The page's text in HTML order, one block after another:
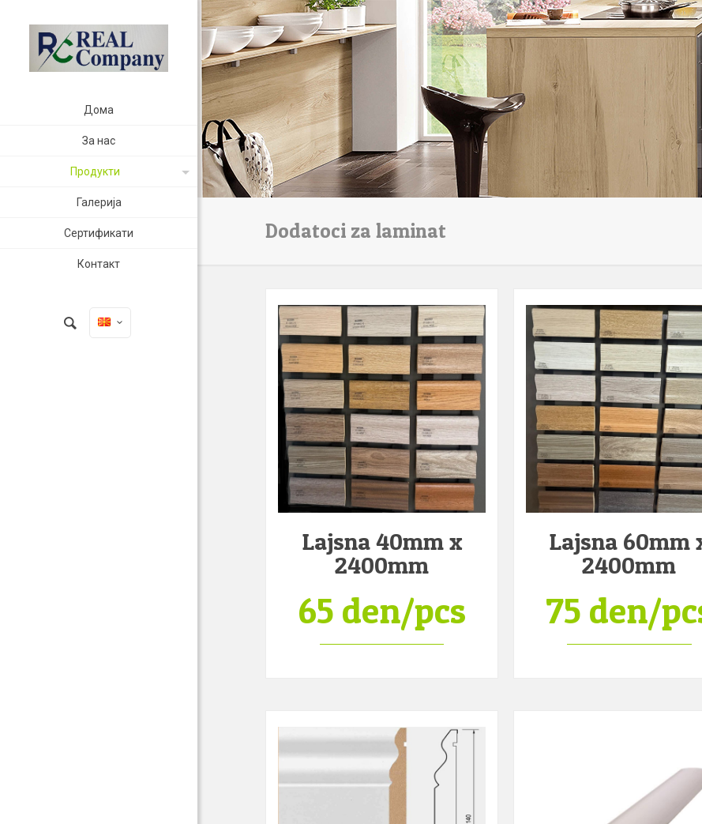
Дома
За нас
Продукти
Галерија
Сертификати
Контакт
Dodatoci za laminat
Lajsna 40mm x
2400mm
65 den/pcs
Lajsna 60mm
2400mm
75 den/